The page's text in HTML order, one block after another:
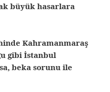
büyük hasarlara
Kahramanmaraş
gibi İstanbul
beka sorunu ile